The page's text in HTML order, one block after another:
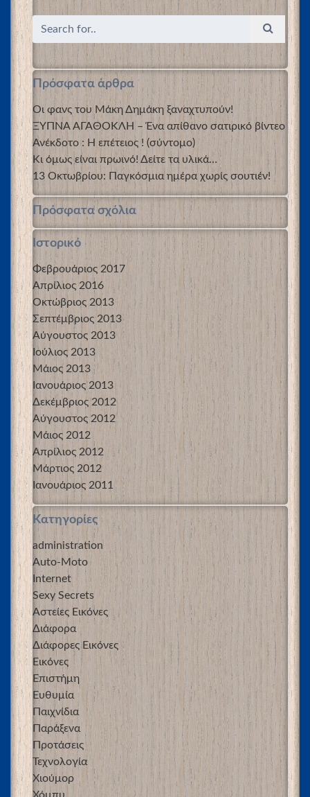
Πρόσφατα άρθρα
Οι φανς του Μάκη Δημάκη ξαναχτυπούν!
ΞΥΠΝΑ ΑΓΑΘΟΚΛΗ – Ένα απίθανο σατιρικό βίντεο
Ανέκδοτο : Η επέτειος ! (σύντομο)
Κι όμως είναι πρωινό! Δείτε τα υλικά…
13 Οκτωβρίου: Παγκόσμια ημέρα χωρίς σουτιέν!
Πρόσφατα σχόλια
Ιστορικό
Φεβρουάριος 2017
Απρίλιος 2016
Οκτώβριος 2013
Σεπτέμβριος 2013
Αύγουστος 2013
Ιούλιος 2013
Μάιος 2013
Ιανουάριος 2013
Δεκέμβριος 2012
Αύγουστος 2012
Μάιος 2012
Απρίλιος 2012
Μάρτιος 2012
Ιανουάριος 2011
Kατηγορίες
administration
Auto-Moto
Internet
Sexy Secrets
Αστείες Εικόνες
Διάφορα
Διάφορες Εικόνες
Εικόνες
Επιστήμη
Ευθυμία
Παιχνίδια
Παράξενα
Προτάσεις
Τεχνολογία
Χιούμορ
Χόμπυ